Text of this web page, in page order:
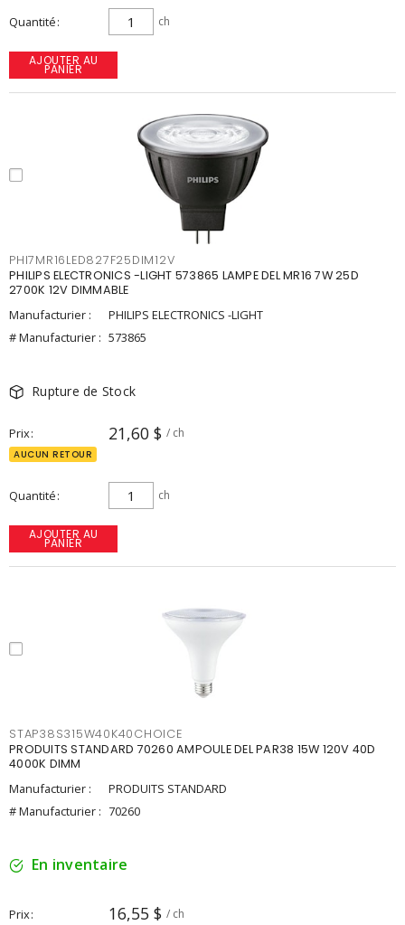
Quantité ch
AJOUTER AU
PANIER
PHI7MR16LED827F25DIM12V
PHILIPS ELECTRONICS -LIGHT 573865 LAMPE DEL MR16 7W 25D
2700K 12V DIMMABLE
Manufacturier :
PHILIPS ELECTRONICS -LIGHT
# Manufacturier : 573865
Rupture de Stock
Prix 21,60 $ / ch
AUCUN RETOUR
Quantité ch
AJOUTER AU
PANIER
STAP38S315W40K40CHOICE
PRODUITS STANDARD 70260 AMPOULE DEL PAR38 15W 120V 40D
4000K DIMM
Manufacturier :
PRODUITS STANDARD
# Manufacturier : 70260
En inventaire
Prix 16,55 $ / ch